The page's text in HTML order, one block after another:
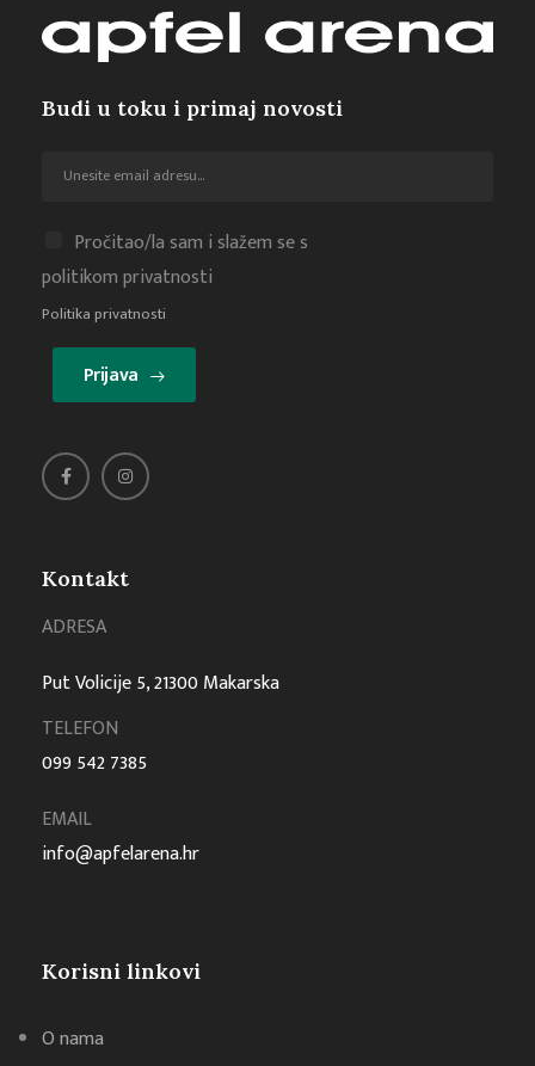
Kontakt
ADRESA
Put Volicije 5, 21300 Makarska
TELEFON
099 542 7385
EMAIL
info@apfelarena.hr
Korisni linkovi
O nama
Budi u toku i primaj novosti
Pročitao/la sam i slažem se s
politikom privatnosti
Politika privatnosti
Prijava